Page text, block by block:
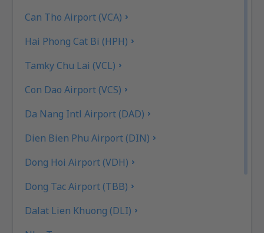
Can Tho Airport (VCA)
Hai Phong Cat Bi (HPH)
Tamky Chu Lai (VCL)
Con Dao Airport (VCS)
Da Nang Intl Airport (DAD)
Dien Bien Phu Airport (DIN)
Dong Hoi Airport (VDH)
Dong Tac Airport (TBB)
Dalat Lien Khuong (DLI)